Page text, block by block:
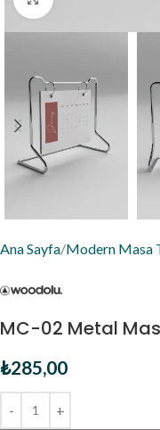
Ana Sayfa Modern Masa
MC-02 Metal
₺285,00